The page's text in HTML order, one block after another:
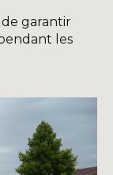
garantir
les